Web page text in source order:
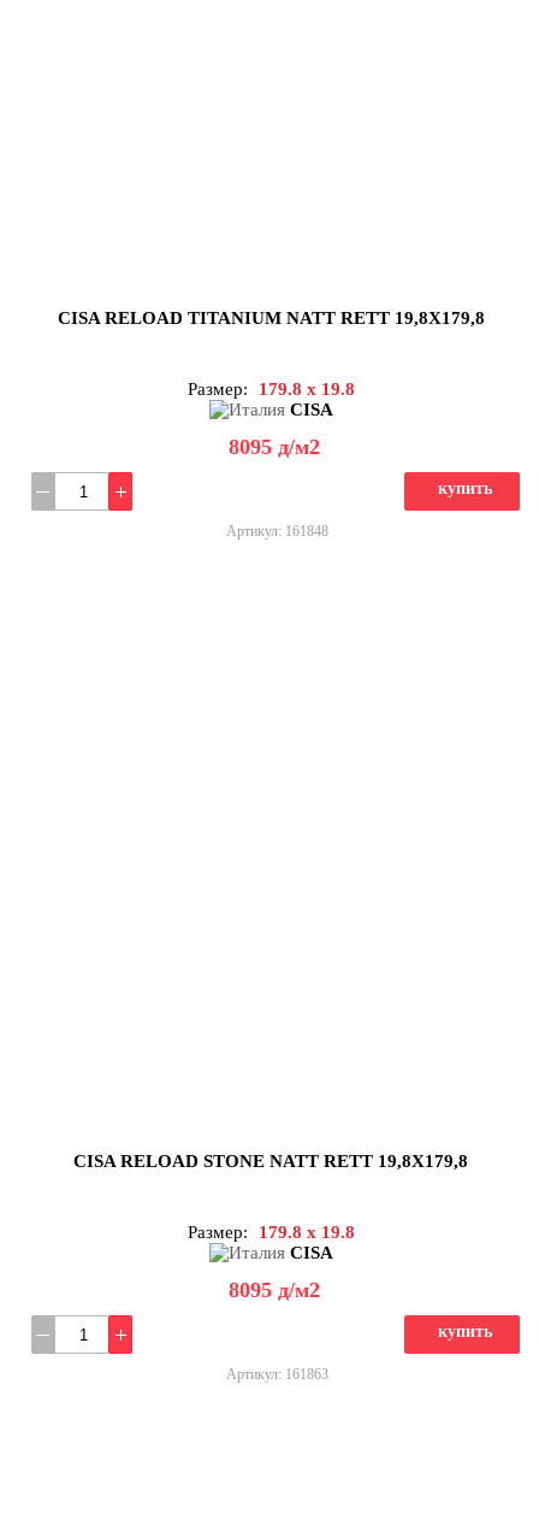
CISA RELOAD TITANIUM NATT RETT 19,8X179,8
Размер:
179.8 x 19.8
CISA
8095 д/м2
купить
Артикул: 161848
CISA RELOAD STONE NATT RETT 19,8X179,8
Размер:
179.8 x 19.8
CISA
8095 д/м2
купить
Артикул: 161863